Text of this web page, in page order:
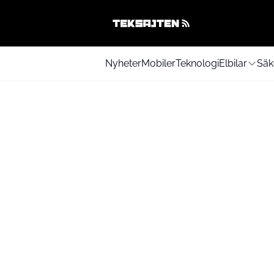
NyheterMobilerTeknologiElbilar